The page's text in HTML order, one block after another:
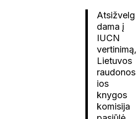
Atsižvelg
dama į
IUCN
vertinimą,
Lietuvos
raudonos
ios
knygos
komisija